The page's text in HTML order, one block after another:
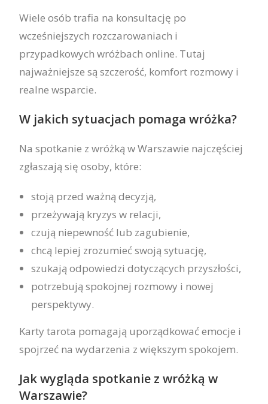
Wiele osób trafia na konsultację po
wcześniejszych rozczarowaniach i
przypadkowych wróżbach online. Tutaj
najważniejsze są szczerość, komfort rozmowy i
realne wsparcie.
W jakich sytuacjach pomaga wróżka?
Na spotkanie z wróżką w Warszawie najczęściej
zgłaszają się osoby, które:
stoją przed ważną decyzją,
przeżywają kryzys w relacji,
czują niepewność lub zagubienie,
chcą lepiej zrozumieć swoją sytuację,
szukają odpowiedzi dotyczących przyszłości,
potrzebują spokojnej rozmowy i nowej
perspektywy.
Karty tarota pomagają uporządkować emocje i
spojrzeć na wydarzenia z większym spokojem.
Jak wygląda spotkanie z wróżką w
Warszawie?